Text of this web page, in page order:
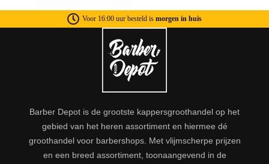
Voor 16:00 uur besteld is morgen in huis
Barber Depot is de grootste kappersgroothandel op het
gebied van het heren assortiment en hiermee dé
groothandel voor barbershops. Met vlijmscherpe prijzen
en een breed assortiment, toonaangevend in de